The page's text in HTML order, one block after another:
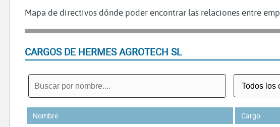
Mapa de directivos dónde poder encontrar las relaciones entre
CARGOS DE HERMES AGROTECH SL
Nombre Cargo